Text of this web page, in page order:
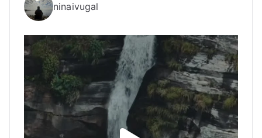
ninaivugal